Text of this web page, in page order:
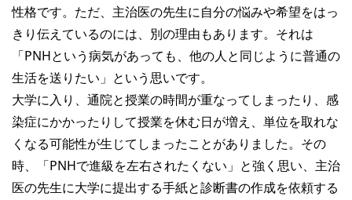
性格です。ただ、主治医の先生に自分の悩みや希望をはっ
きり伝えているのには、別の理由もあります。それは
「PNHという病気があっても、他の人と同じように普通の
生活を送りたい」という思いです。
大学に入り、通院と授業の時間が重なってしまったり、感
染症にかかったりして授業を休む日が増え、単位を取れな
くなる可能性が生じてしまったことがありました。その
時、「PNHで進級を左右されたくない」と強く思い、主治
医の先生に大学に提出する手紙と診断書の作成を依頼する